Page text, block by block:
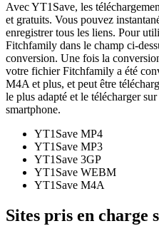
Avec YT1Save, les
et gratuits. Vous pouvez
enregistrer tous les liens. Pour
Fitchfamily dans le champ ci-
conversion. Une fois la
votre fichier Fitchfamily a été
M4A et plus, et peut être
le plus adapté et le télécharger
smartphone.
YT1Save MP4
YT1Save MP3
YT1Save 3GP
YT1Save WEBM
YT1Save M4A
Sites pris en charge